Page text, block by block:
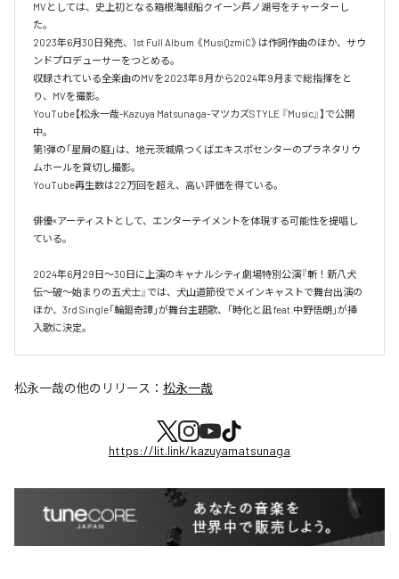
MVとしては、史上初となる箱根海賊船クイーン芦ノ湖号をチャーターし
た。
2023年6月30日発売、1st Full Album 《MusiQzmiC》は作詞作曲のほか、サウ
ンドプロデューサーをつとめる。
収録されている全楽曲のMVを2023年8月から2024年9月まで総指揮をと
り、MVを撮影。
YouTube【松永一哉-Kazuya Matsunaga-マツカズSTYLE 『Music』】で公開
中。
第1弾の「星屑の庭」は、地元茨城県つくばエキスポセンターのプラネタリウ
ムホールを貸切し撮影。
YouTube再生数は22万回を超え、高い評価を得ている。
俳優×アーティストとして、エンターテイメントを体現する可能性を提唱し
ている。
2024年6月29日〜30日に上演のキャナルシティ劇場特別公演『斬！新八犬
伝〜破〜始まりの五犬士』では、犬山道節役でメインキャストで舞台出演の
ほか、3rd Single「輪廻奇譚」が舞台主題歌、「時化と凪 feat.中野悟朗」が挿
入歌に決定。
松永一哉の他のリリース： 松永一哉
https://lit.link/kazuyamatsunaga